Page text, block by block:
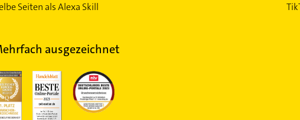
Seiten als Alexa Skill
ausgezeichnet